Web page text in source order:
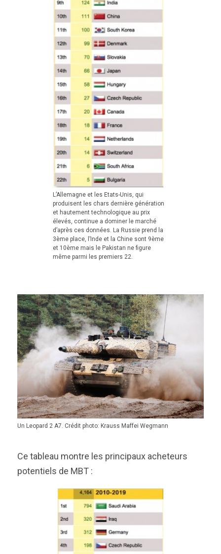
L’Allemagne et les Etats-Unis, qui
produisent les chars dernière génération
et hautement technologique au prix
élevés, continue a dominer le marché
d’après ces données. La Russie prend la
3ème place, l’Inde et la Chine sont 9ème
et 10ème mais le Pakistan ne figure
même parmi les premiers 22.
Un Leopard 2 A7. Crédit photo: Krauss Maffei Wegmann
Ce tableau montre les principaux acheteurs
potentiels de MBT :